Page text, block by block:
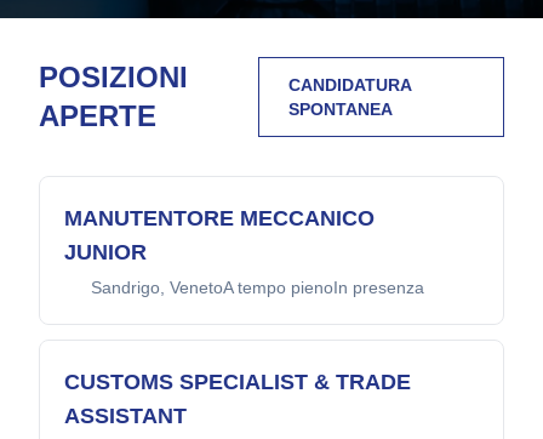
POSIZIONI
APERTE
CANDIDATURA
SPONTANEA
MANUTENTORE MECCANICO
JUNIOR
Sandrigo , VenetoA tempo pienoIn presenza
CUSTOMS SPECIALIST & TRADE
ASSISTANT